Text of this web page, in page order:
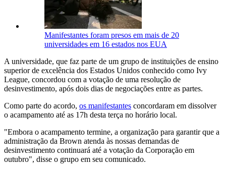
Manifestantes foram presos em mais de 20
universidades em 16 estados nos EUA
A universidade, que faz parte de um grupo de instituições de ensino
superior de excelência dos Estados Unidos conhecido como Ivy
League, concordou com a votação de uma resolução de
desinvestimento, após dois dias de negociações entre as partes.
Como parte do acordo, os manifestantes concordaram em dissolver
o acampamento até as 17h desta terça no horário local.
"Embora o acampamento termine, a organização para garantir que a
administração da Brown atenda às nossas demandas de
desinvestimento continuará até a votação da Corporação em
outubro", disse o grupo em seu comunicado.